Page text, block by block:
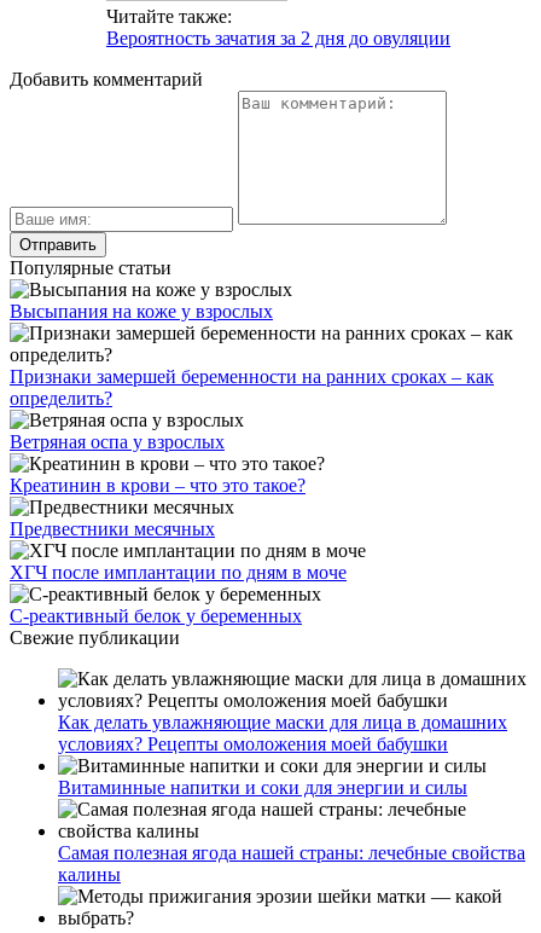
Читайте также:
Вероятность зачатия за 2 дня до овуляции
Добавить комментарий
Популярные статьи
Высыпания на коже у взрослых
Признаки замершей беременности на ранних сроках – как
определить?
Ветряная оспа у взрослых
Креатинин в крови – что это такое?
Предвестники месячных
ХГЧ после имплантации по дням в моче
С-реактивный белок у беременных
Свежие публикации
Как делать увлажняющие маски для лица в домашних
условиях? Рецепты омоложения моей бабушки
Витаминные напитки и соки для энергии и силы
Самая полезная ягода нашей страны: лечебные свойства
калины